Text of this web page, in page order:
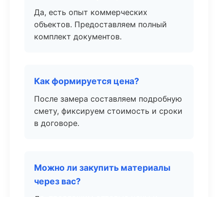
Да, есть опыт коммерческих
объектов. Предоставляем полный
комплект документов.
Как формируется цена?
После замера составляем подробную
смету, фиксируем стоимость и сроки
в договоре.
Можно ли закупить материалы
через вас?